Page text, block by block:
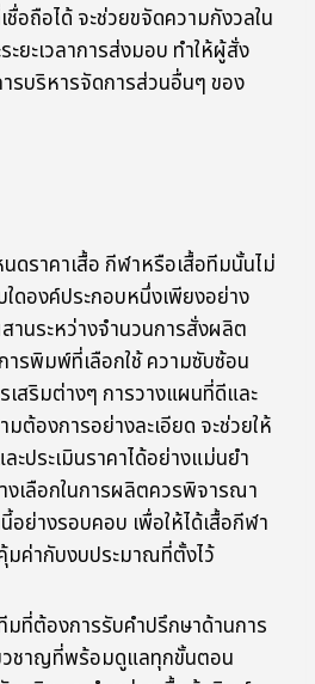
ถือได้ จะช่วยขจัดความกังวลใน
ยะเวลาการส่งมอบ ทำให้ผู้สั่ง
รบริหารจัดการส่วนอื่นๆ ของ
ดราคาเสื้อ กีฬาหรือเสื้อทีมนั้นไม่
ดองค์ประกอบหนึ่งเพียงอย่าง
านระหว่างจำนวนการสั่งผลิต
ารพิมพ์ที่เลือกใช้ ความซับซ้อน
เสริมต่างๆ การวางแผนที่ดีและ
ต้องการอย่างละเอียด จะช่วยให้
ประเมินราคาได้อย่างแม่นยำ
เลือกในการผลิตควรพิจารณา
อย่างรอบคอบ เพื่อให้ได้เสื้อกีฬา
มค่ากับงบประมาณที่ตั้งไว้
ที่ต้องการรับคำปรึกษาด้านการ
วชาญที่พร้อมดูแลทุกขั้นตอน